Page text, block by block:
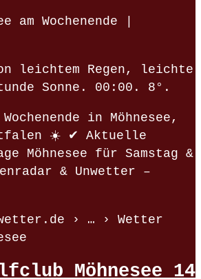
am Wochenende |
leichtem Regen, leichte
Sonne. 00:00. 8°.
in Möhnesee,
☀️ ✔ Aktuelle
Möhnesee für Samstag &
& Unwetter –
› … › Wetter
Möhnesee 14